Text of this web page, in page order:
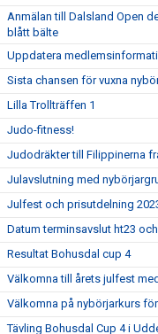
Anmälan till Dalsland Open
blått bälte
Uppdatera
Sista chansen för vuxna
Lilla Trollträffen 1
Judo-fitness!
Judodräkter till Filippinerna
Julavslutning med
Julfest och prisutdelning
Datum terminsavslut ht23
Resultat Bohusdal cup 4
Välkomna till årets julfest
Välkomna på nybörjarkurs
Tävling Bohusdal Cup 4 i